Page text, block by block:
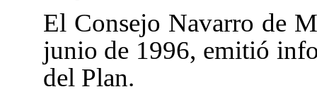
El Consejo Navarro de
junio de 1996, emitió
del Plan.